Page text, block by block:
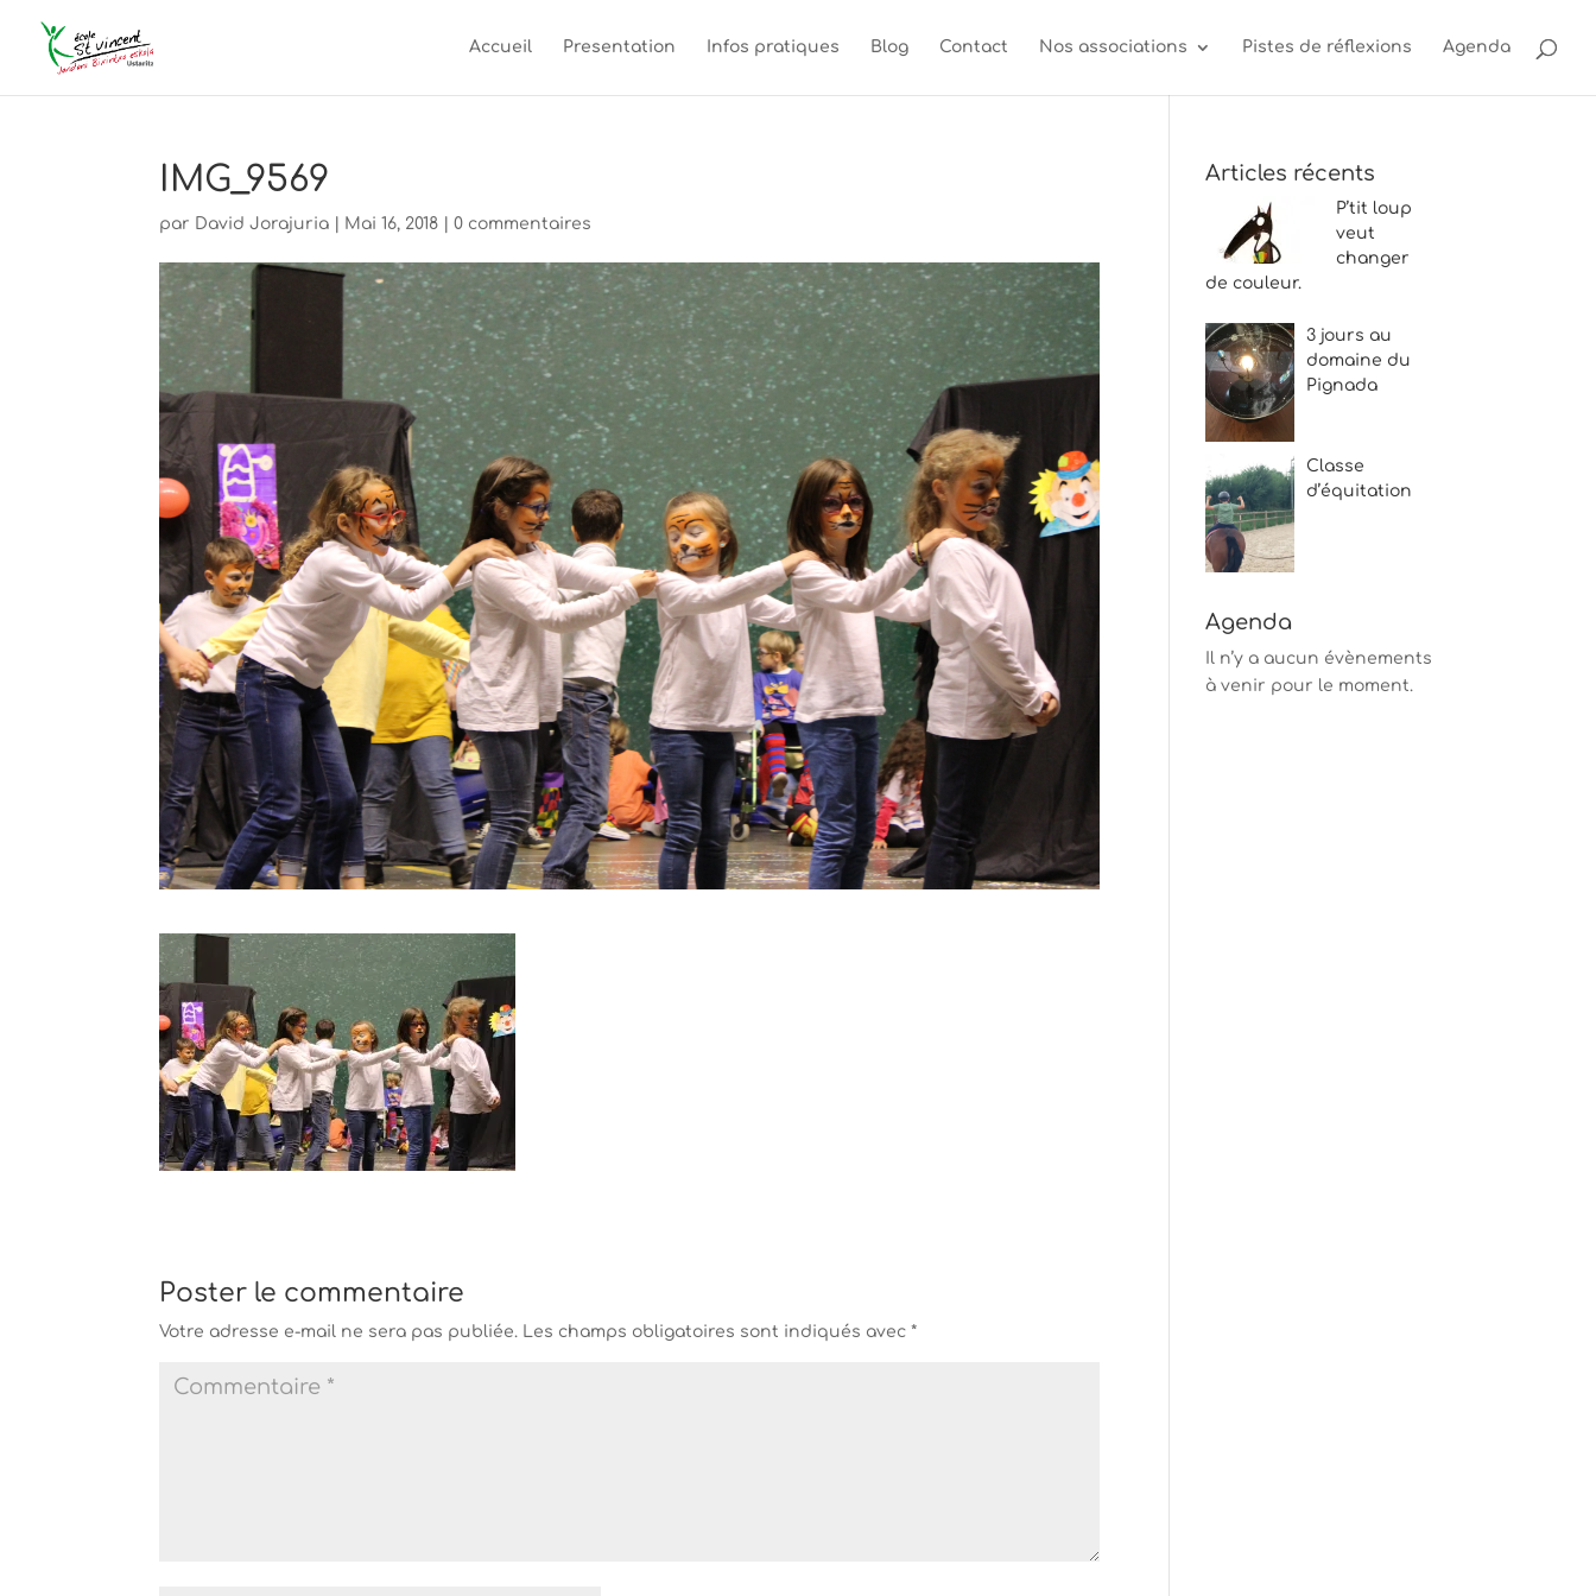
Accueil Presentation Infos pratiques Blog Contact Nos associations Pistes de réflexions Agenda
IMG_9569
par David Jorajuria Mai 16, 2018 |0 commentaires
Poster le commentaire
Votre adresse e-mail ne sera pas publiée. Les champs obligatoires sont indiqués avec*
Articles récents
P’tit loup
veut
changer
de couleur.
3 jours au
domaine du
Pignada
Classe
d’équitation
Agenda
Il n’y a aucun évènements
à venir pour le moment.